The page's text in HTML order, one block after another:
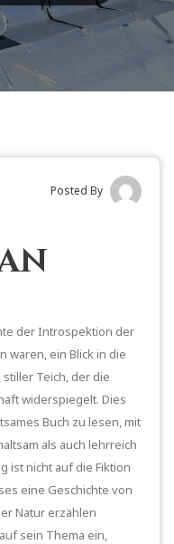
Posted By
der Introspektion der
waren, ein Blick in die
Teich, der die
widerspiegelt. Dies
Buch zu lesen, mit
als auch lehrreich
ist nicht auf die Fiktion
eine Geschichte von
Natur erzählen
sein Thema ein,